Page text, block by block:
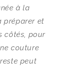
à la
préparer et
côtés, pour
couture
peut